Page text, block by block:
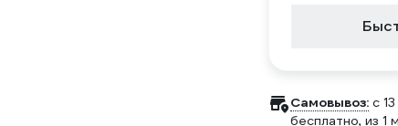
Самовывоз: c
бесплатно, из 1